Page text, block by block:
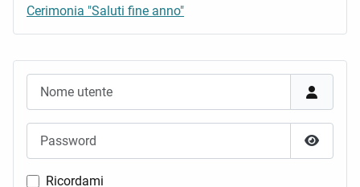
Mostra
Ricordami
Cerimonia "Saluti fine anno"